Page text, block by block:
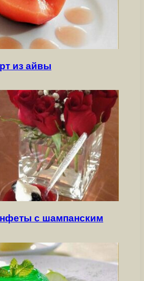
из айвы
с шампанским